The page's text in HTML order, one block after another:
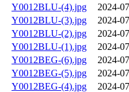
Y0012BLU-(4).jpg
2024-
Y0012BLU-(3).jpg
2024-
Y0012BLU-(2).jpg
2024-
Y0012BLU-(1).jpg
2024-
Y0012BEG-(6).jpg
2024-
Y0012BEG-(5).jpg
2024-
Y0012BEG-(4).jpg
2024-